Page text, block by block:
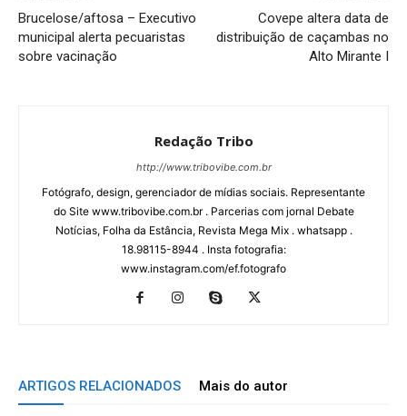
Brucelose/aftosa – Executivo
municipal alerta pecuaristas
sobre vacinação
Covepe altera data de
distribuição de caçambas no
Alto Mirante I
Redação Tribo
http://www.tribovibe.com.br
Fotógrafo, design, gerenciador de mídias sociais. Representante
do Site www.tribovibe.com.br . Parcerias com jornal Debate
Notícias, Folha da Estância, Revista Mega Mix . whatsapp .
18.98115-8944 . Insta fotografia:
www.instagram.com/ef.fotografo
ARTIGOS RELACIONADOS Mais do autor